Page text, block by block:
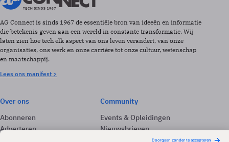
AG Connect is sinds 1967 de essentiële bron van ideeën en informatie
die betekenis geven aan een wereld in constante transformatie. Wij
laten zien hoe tech elk aspect van ons leven verandert, van onze
organisaties, ons werk en onze carrière tot onze cultuur, wetenschap
en maatschappij.
Lees ons manifest >
Over ons
Abonneren
Adverteren
Community
Events & Opleidingen
Nieuwsbrieven